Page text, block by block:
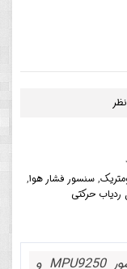
, سنسور فشار هوا,
ردیاب حرکتی
ماژول CJMCU 10DOF IMU با سنسور MPU9250 و